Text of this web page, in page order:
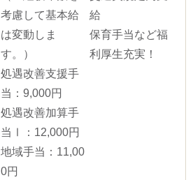
考慮して基本給
は変動しま
す。）
処遇改善支援手
当：9,000円
処遇改善加算手
当Ⅰ：12,000円
地域手当：11,00
0円
給
保育手当など福
利厚生充実！